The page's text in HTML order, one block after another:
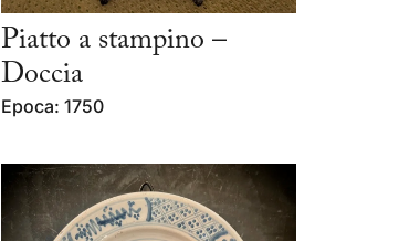
Piatto a stampino –
Doccia
Epoca: 1750